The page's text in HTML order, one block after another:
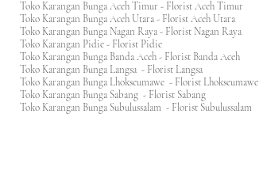
Toko Karangan Bunga Aceh Timur - Florist Aceh Timur
Toko Karangan Bunga Aceh Utara - Florist Aceh Utara
Toko Karangan Bunga Nagan Raya - Florist Nagan Raya
Toko Karangan Pidie - Florist Pidie
Toko Karangan Bunga Banda Aceh - Florist Banda Aceh
Toko Karangan Bunga Langsa - Florist Langsa
Toko Karangan Bunga Lhokseumawe - Florist Lhokseumawe
Toko Karangan Bunga Sabang - Florist Sabang
Toko Karangan Bunga Subulussalam - Florist Subulussalam